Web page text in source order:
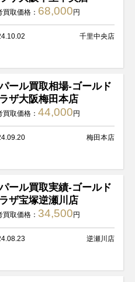
買取価格： 68,000円
千里中央店
ール買取相場-ゴールド
ザ大阪梅田本店
買取価格：44,000 円
梅田本店
ール買取実績-ゴールド
ザ宝塚逆瀬川店
買取価格： 34,500 円
逆瀬川店